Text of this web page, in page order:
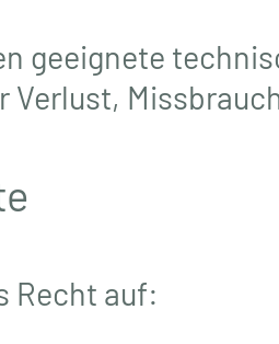
geeignete
Verlust,
Recht auf: